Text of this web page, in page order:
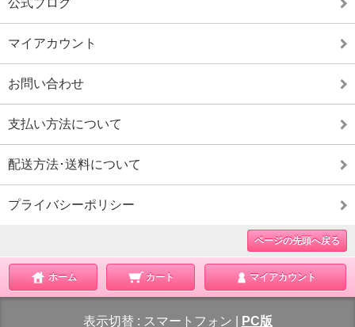
公式ブログ
マイアカウント
お問い合わせ
支払い方法について
配送方法･送料について
プライバシーポリシー
ページの先頭へ戻る
ホーム カート マイアカウント
表示切替 : スマートフォン PC版